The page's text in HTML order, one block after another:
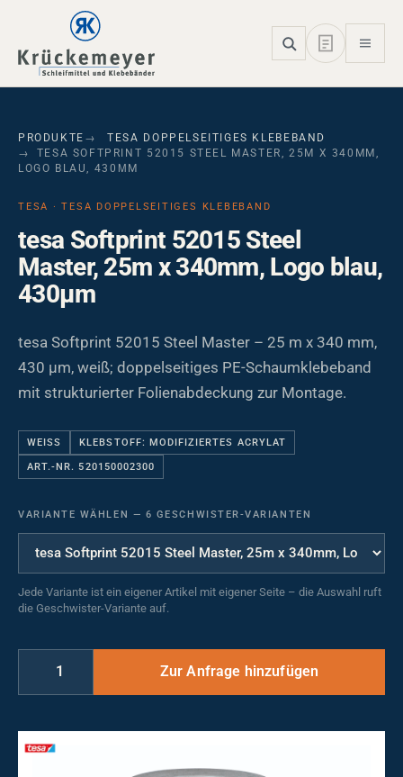
Skip to main navigation
Skip to main content
Skip to page footer
PRODUKTE
TESA DOPPELSEITIGES KLEBEBAND
TESA SOFTPRINT 52015 STEEL MASTER, 25M X 340MM,
LOGO BLAU, 430ΜM
TESA · TESA DOPPELSEITIGES KLEBEBAND
tesa Softprint 52015 Steel
Master, 25m x 340mm, Logo blau,
430µm
tesa Softprint 52015 Steel Master – 25 m x 340 mm,
430 µm, weiß; doppelseitiges PE-Schaumklebeband
mit strukturierter Folienabdeckung zur Montage.
WEISS KLEBSTOFF: MODIFIZIERTES ACRYLAT
ART.-NR. 520150002300
VARIANTE WÄHLEN — 6 GESCHWISTER-VARIANTEN
Jede Variante ist ein eigener Artikel mit eigener Seite – die Auswahl ruft
die Geschwister-Variante auf.